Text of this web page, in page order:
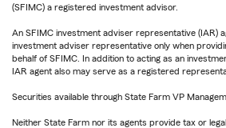
(SFIMC) a registered investment advisor.
An SFIMC investment adviser representative (IAR)
investment adviser representative only when
behalf of SFIMC. In addition to acting as an
IAR agent also may serve as a registered
Securities available through State Farm VP
Neither State Farm nor its agents provide tax or